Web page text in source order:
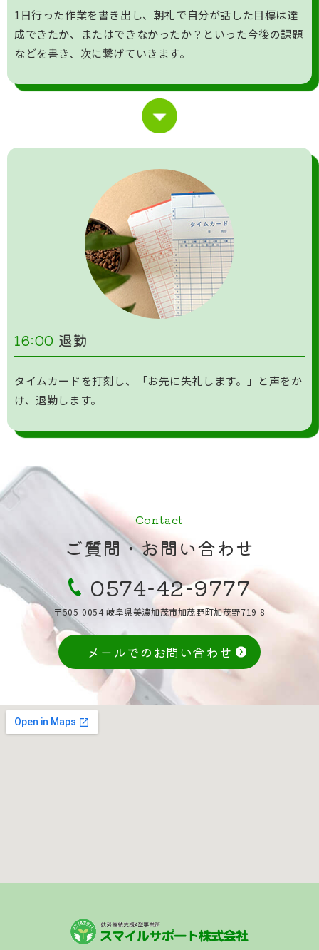
1日行った作業を書き出し、朝礼で自分が話した目標は達
成できたか、またはできなかったか？といった今後の課題
などを書き、次に繋げていきます。
16:00 退勤
タイムカードを打刻し、「お先に失礼します。」と声をか
け、退勤します。
Contact
ご質問・お問い合わせ
0574-42-9777
〒505-0054 岐阜県美濃加茂市加茂野町加茂野719-8
メールでのお問い合わせ